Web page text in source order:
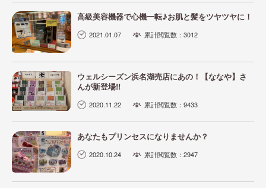
高級美容機器で心機一転♪お肌と髪をツヤツヤに！
2021.01.07 累計閲覧数：3012
ウェルシーズン浜名湖売店にあの！【ななや】さ
んが新登場!!
2020.11.22 累計閲覧数：9433
あなたもプリンセスになりませんか？
2020.10.24 累計閲覧数：2947